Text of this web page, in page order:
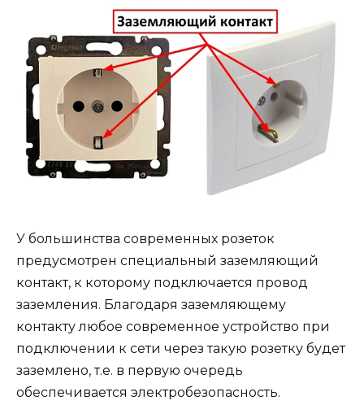
У большинства современных розеток
предусмотрен специальный заземляющий
контакт, к которому подключается провод
заземления. Благодаря заземляющему
контакту любое современное устройство при
подключении к сети через такую розетку будет
заземлено, т.е. в первую очередь
обеспечивается электробезопасность.